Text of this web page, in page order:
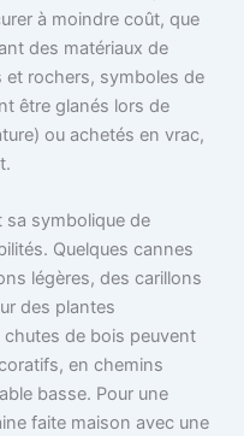
à moindre coût, que
des matériaux de
et rochers, symboles de
être glanés lors de
ou achetés en vrac,
sa symbolique de
Quelques cannes
légères, des carillons
des plantes
de bois peuvent
en chemins
basse. Pour une
faite maison avec une